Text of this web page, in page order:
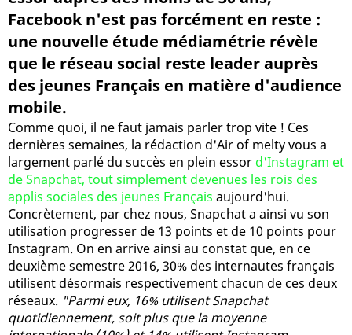
Facebook n'est pas forcément en reste :
une nouvelle étude médiamétrie révèle
que le réseau social reste leader auprès
des jeunes Français en matière d'audience
mobile.
Comme quoi, il ne faut jamais parler trop vite ! Ces
dernières semaines, la rédaction d'Air of melty vous a
largement parlé du succès en plein essor d'Instagram et
de Snapchat, tout simplement devenues les rois des
applis sociales des jeunes Français aujourd'hui.
Concrètement, par chez nous, Snapchat a ainsi vu son
utilisation progresser de 13 points et de 10 points pour
Instagram. On en arrive ainsi au constat que, en ce
deuxième semestre 2016, 30% des internautes français
utilisent désormais respectivement chacun de ces deux
réseaux. "Parmi eux, 16% utilisent Snapchat
quotidiennement, soit plus que la moyenne